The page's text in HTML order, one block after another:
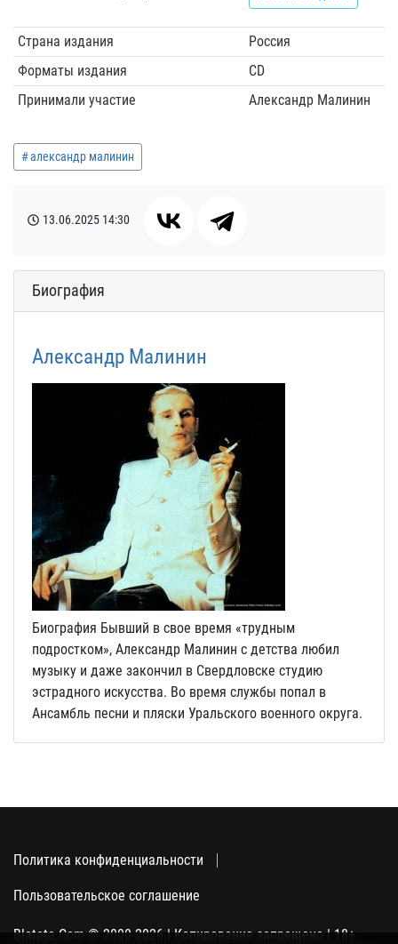
Страна издания
Россия
Форматы издания
CD
Принимали участие
Александр Малинин
александр малинин
13.06.2025 14:30
Биография
Александр Малинин
Биография Бывший в свое время «трудным
подростком», Александр Малинин с детства любил
музыку и даже закончил в Свердловске студию
эстрадного искусства. Во время службы попал в
Ансамбль песни и пляски Уральского военного округа.
Политика конфиденциальности
Пользовательское соглашение
Blatata.Com © 2000-2026 | Копирование запрещено | 18+